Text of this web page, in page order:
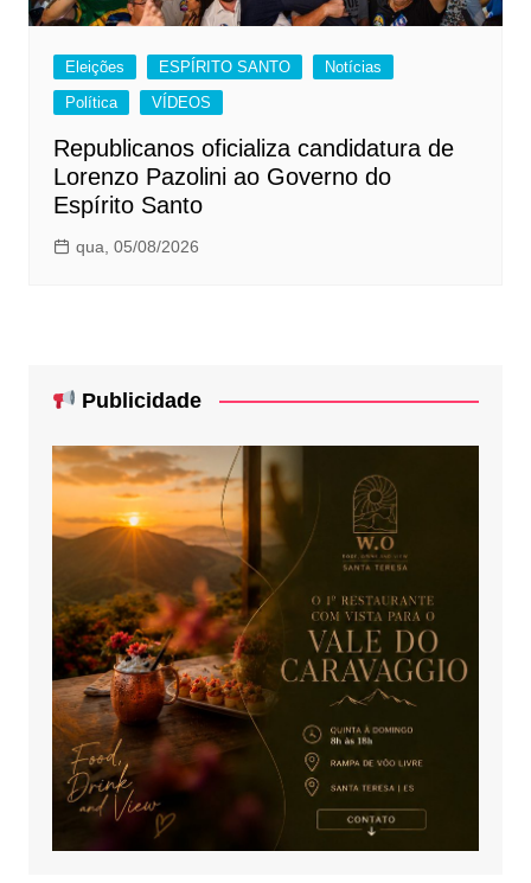
Eleições ESPÍRITO SANTO
Notícias
Política
VÍDEOS
Republicanos oficializa candidatura de
Lorenzo Pazolini ao Governo do
Espírito Santo
qua, 05/08/2026
Publicidade